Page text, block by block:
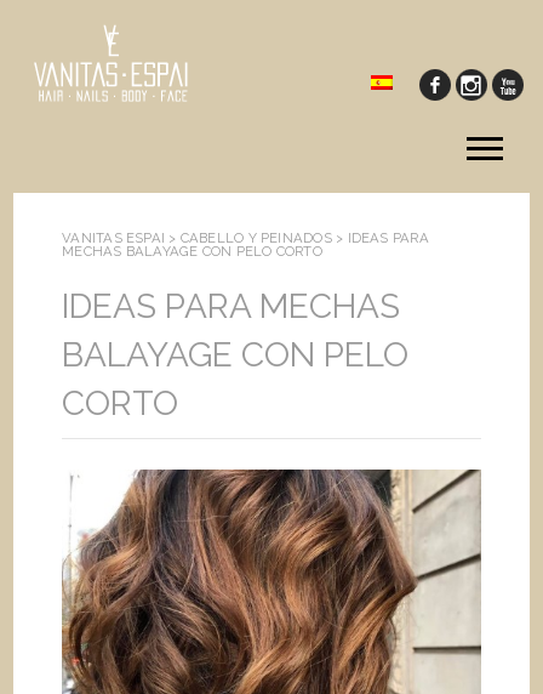
VANITAS ESPAI > CABELLO Y PEINADOS> IDEAS PARA
MECHAS BALAYAGE CON PELO CORTO
IDEAS PARA MECHAS
BALAYAGE CON PELO
CORTO